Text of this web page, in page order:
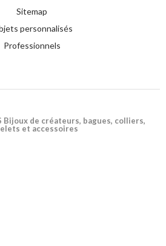
Sitemap
personnalisés
Professionnels
Bijoux de créateurs, bagues, colliers,
et accessoires